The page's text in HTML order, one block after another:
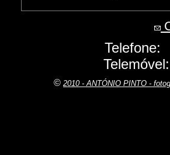
Telefone:
© 2010 - ANTÓNIO PINTO -